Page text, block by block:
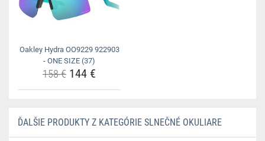
Oakley Hydra OO9229 922903
- ONE SIZE (37)
158 € 144 €
ĎALŠIE PRODUKTY Z KATEGÓRIE SLNEČNÉ OKULIARE